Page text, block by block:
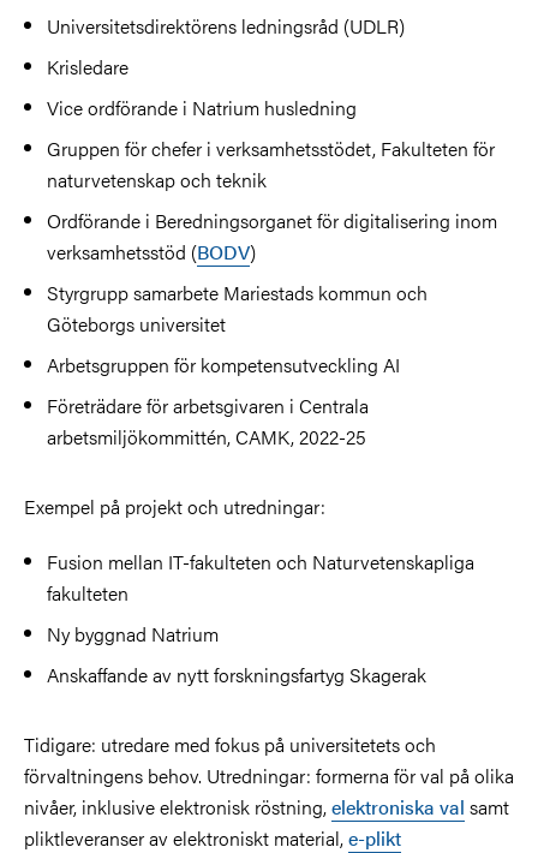
Universitetsdirektörens ledningsråd (UDLR)
Krisledare
Vice ordförande i Natrium husledning
Gruppen för chefer i verksamhetsstödet, Fakulteten för
naturvetenskap och teknik
Ordförande i Beredningsorganet för digitalisering inom
verksamhetsstöd (BODV)
Styrgrupp samarbete Mariestads kommun och
Göteborgs universitet
Arbetsgruppen för kompetensutveckling AI
Företrädare för arbetsgivaren i Centrala
arbetsmiljökommittén, CAMK, 2022-25
Exempel på projekt och utredningar:
Fusion mellan IT-fakulteten och Naturvetenskapliga
fakulteten
Ny byggnad Natrium
Anskaffande av nytt forskningsfartyg Skagerak
Tidigare: utredare med fokus på universitetets och
förvaltningens behov. Utredningar: formerna för val på olika
nivåer, inklusive elektronisk röstning,elektroniska val samt
pliktleveranser av elektroniskt material,e-plikt